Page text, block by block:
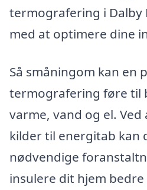
termografering i Dalby
med at optimere dine
Så småningom kan en
termografering føre til
varme, vand og el.
kilder til energitab kan
nødvendige
insulere dit hjem